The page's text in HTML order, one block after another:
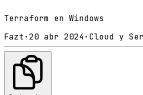
Terraform en Windows
Fazt ·20 abr 2024· Cloud y